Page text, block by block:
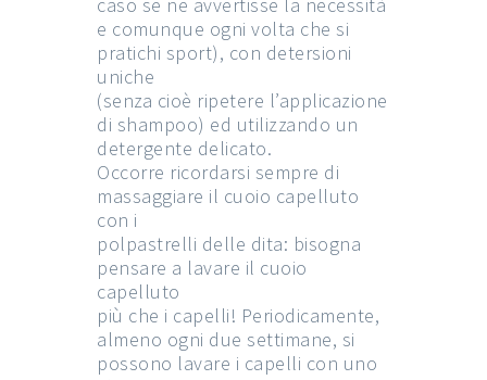
e comunque ogni volta che si
pratichi sport), con detersioni
uniche
(senza cioè ripetere l’applicazione
di shampoo) ed utilizzando un
detergente delicato.
Occorre ricordarsi sempre di
massaggiare il cuoio capelluto
con i
polpastrelli delle dita: bisogna
pensare a lavare il cuoio
capelluto
più che i capelli! Periodicamente,
almeno ogni due settimane, si
possono lavare i capelli con uno